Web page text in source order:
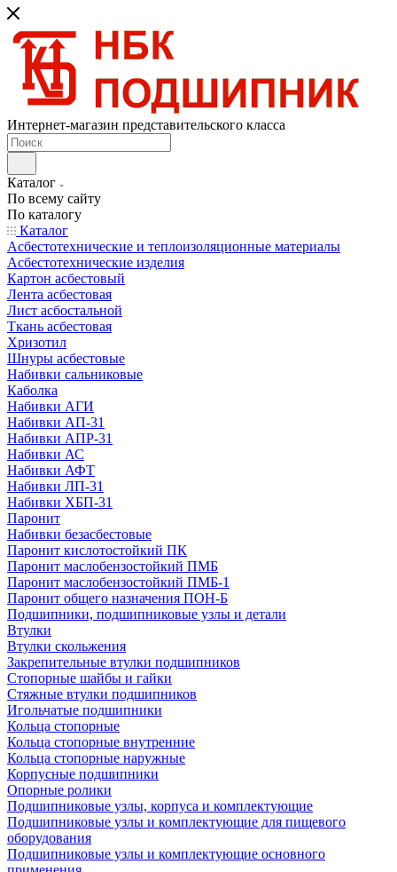
Интернет-магазин представительского класса
Каталог
По всему сайту
По каталогу
Каталог
Асбестотехнические и теплоизоляционные материалы
Асбестотехнические изделия
Картон асбестовый
Лента асбестовая
Лист асбостальной
Ткань асбестовая
Хризотил
Шнуры асбестовые
Набивки сальниковые
Каболка
Набивки АГИ
Набивки АП-31
Набивки АПР-31
Набивки АС
Набивки АФТ
Набивки ЛП-31
Набивки ХБП-31
Паронит
Набивки безасбестовые
Паронит кислотостойкий ПК
Паронит маслобензостойкий ПМБ
Паронит маслобензостойкий ПМБ-1
Паронит общего назначения ПОН-Б
Подшипники, подшипниковые узлы и детали
Втулки
Втулки скольжения
Закрепительные втулки подшипников
Стопорные шайбы и гайки
Стяжные втулки подшипников
Игольчатые подшипники
Кольца стопорные
Кольца стопорные внутренние
Кольца стопорные наружные
Корпусные подшипники
Опорные ролики
Подшипниковые узлы, корпуса и комплектующие
Подшипниковые узлы и комплектующие для пищевого
оборудования
Подшипниковые узлы и комплектующие основного